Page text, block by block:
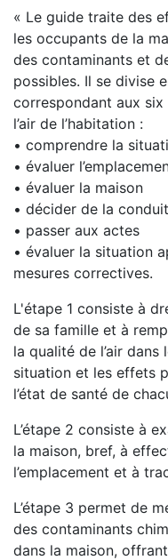
« Le guide traite des
les occupants de la
des contaminants et
possibles. Il se divise
correspondant aux
l’air de l’habitation :
• comprendre la
• évaluer
• évaluer la maison
• décider de la
• passer aux actes
• évaluer la situation
mesures correctives.
L'étape 1 consiste à
de sa famille et à
la qualité de l’air
situation et les effets
l’état de santé de
L’étape 2 consiste à
la maison, bref, à
l’emplacement et à
L’étape 3 permet de
des contaminants
dans la maison,